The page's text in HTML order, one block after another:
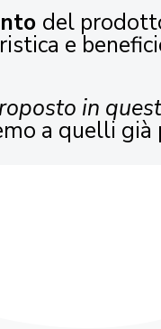
del
e
in
a quelli già